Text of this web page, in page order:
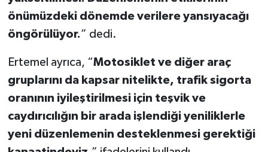
önümüzdeki dönemde verilere yansıyacağı
öngörülüyor.” dedi.
Ertemel ayrıca, “Motosiklet ve diğer araç
gruplarını da kapsar nitelikte, trafik sigorta
oranının iyileştirilmesi için teşvik ve
caydırıcılığın bir arada işlendiği yeniliklerle
yeni düzenlemenin desteklenmesi gerektiği